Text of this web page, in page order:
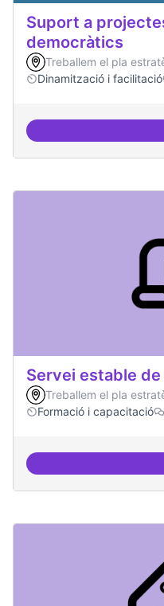
Suport a
democràtics
Treballem el pla
Dinamització i facilitació
Servei estable de
Treballem el pla
Formació i capacitació